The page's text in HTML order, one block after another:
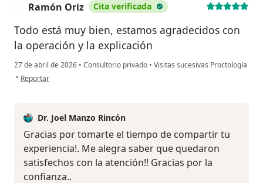
Ramón Oriz Cita verificada
Todo está muy bien, estamos agradecidos con
la operación y la explicación
27 de abril de 2026 • Consultorio privado • Visitas sucesivas Proctología
• en opinión del usuario Ramón Oriz
Reportar
Dr. Joel Manzo Rincón
Gracias por tomarte el tiempo de compartir tu
experiencia!. Me alegra saber que quedaron
satisfechos con la atención!! Gracias por la
confianza..